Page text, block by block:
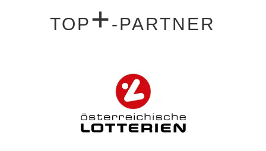
TOP+-PARTNER